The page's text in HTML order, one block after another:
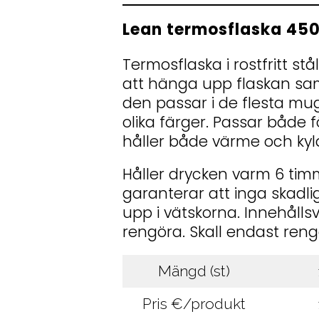
Lean termosflaska
Termosflaska i rostfritt
att hänga upp flaskan
den passar i de flesta
olika färger. Passar både
håller både värme och
Håller drycken varm 6
garanterar att inga
upp i vätskorna.
rengöra. Skall endast
Mängd (st)
Pris €/produkt